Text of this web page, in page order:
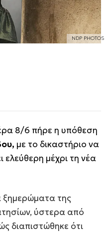
NDP PHOTOS
8/6 πήρε η υπόθεση
με το δικαστήριο να
ελεύθερη μέχρι τη νέα
ξημερώματα της
ύστερα από
διαπιστώθηκε ότι